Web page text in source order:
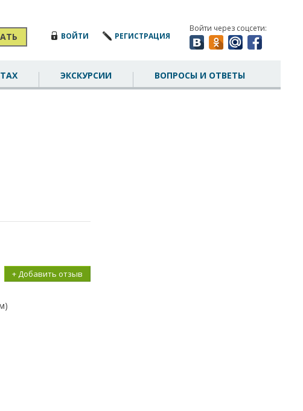
ВОЙТИ РЕГИСТРАЦИЯ
Войти через соцсети:
ЭКСКУРСИИ ВОПРОСЫ И ОТВЕТЫ
+ Добавить отзыв